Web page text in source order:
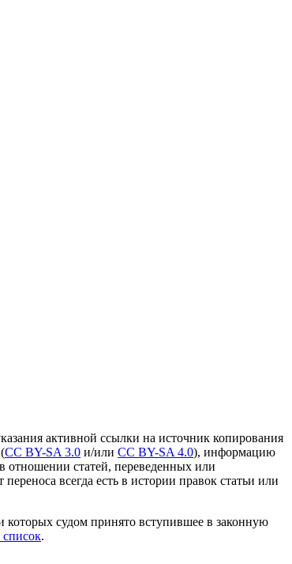
активной ссылки на источник копирования
CC BY-SA 3.0 и/или CC BY-SA 4.0), информацию
отношении статей, переведенных или
переноса всегда есть в истории правок статьи или
судом принято вступившее в законную
.